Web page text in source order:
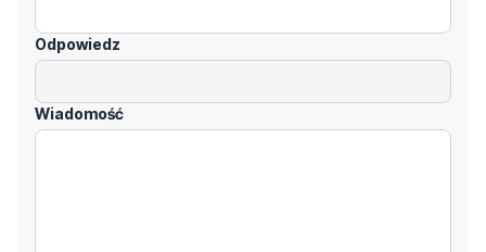
Wiadomość